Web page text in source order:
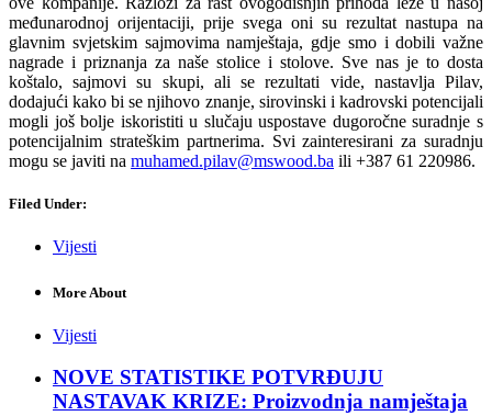
međunarodnoj orijentaciji, prije svega oni su rezultat nastupa na
glavnim svjetskim sajmovima namještaja, gdje smo i dobili važne
nagrade i priznanja za naše stolice i stolove. Sve nas je to dosta
koštalo, sajmovi su skupi, ali se rezultati vide, nastavlja Pilav,
dodajući kako bi se njihovo znanje, sirovinski i kadrovski potencijali
mogli još bolje iskoristiti u slučaju uspostave dugoročne suradnje s
potencijalnim strateškim partnerima. Svi zainteresirani za suradnju
mogu se javiti na muhamed.pilav@mswood.ba ili +387 61 220986.
Filed Under:
Vijesti
More About
Vijesti
NOVE STATISTIKE POTVRĐUJU
NASTAVAK KRIZE: Proizvodnja namještaja